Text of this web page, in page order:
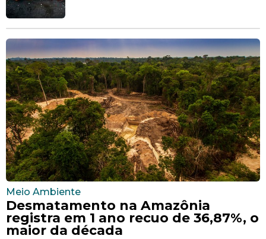
Meio Ambiente
Desmatamento na Amazônia
registra em 1 ano recuo de 36,87%, o
maior da década